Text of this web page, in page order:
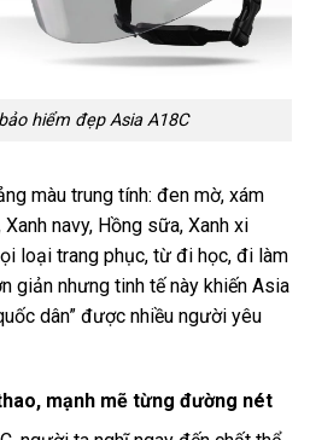
hiểm đẹp Asia A18C
màu trung tính: đen mờ, xám
navy, Hồng sữa, Xanh xi
loại trang phục, từ đi học, đi làm
giản nhưng tinh tế này khiến Asia
dân” được nhiều người yêu
mạnh mẽ từng đường nét